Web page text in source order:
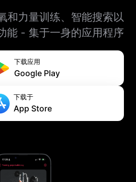
和力量训练、智能搜索以
能 - 集于一身的应用程序
下载应用
Google Play
下载于
App Store